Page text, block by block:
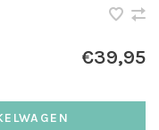
€39,95